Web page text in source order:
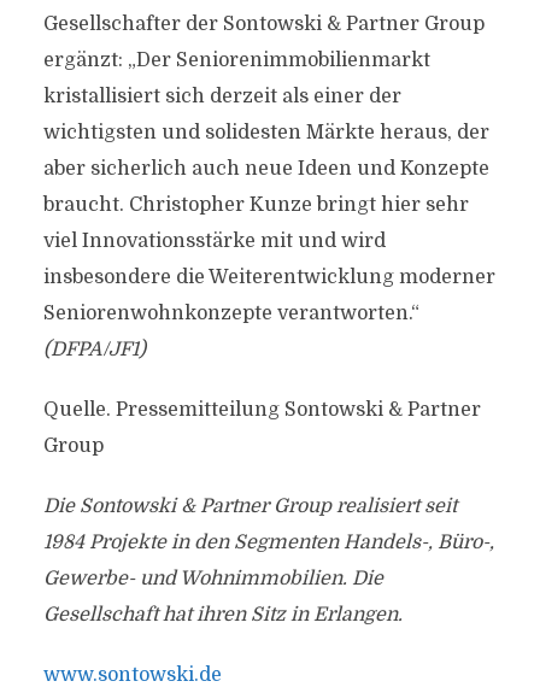
Gesellschafter der Sontowski & Partner Group
ergänzt: „Der Seniorenimmobilienmarkt
kristallisiert sich derzeit als einer der
wichtigsten und solidesten Märkte heraus, der
aber sicherlich auch neue Ideen und Konzepte
braucht. Christopher Kunze bringt hier sehr
viel Innovationsstärke mit und wird
insbesondere die Weiterentwicklung moderner
Seniorenwohnkonzepte verantworten.“
(DFPA/JF1)
Quelle. Pressemitteilung Sontowski & Partner
Group
Die Sontowski & Partner Group realisiert seit
1984 Projekte in den Segmenten Handels-, Büro-,
Gewerbe- und Wohnimmobilien. Die
Gesellschaft hat ihren Sitz in Erlangen.
www.sontowski.de